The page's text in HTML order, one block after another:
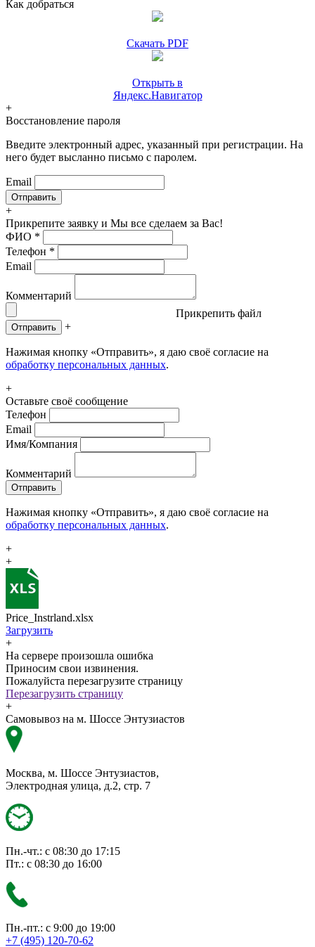
Как добраться
Скачать PDF
Открыть в
Яндекс.Навигатор
+
Восстановление пароля
Введите электронный адрес, указанный при регистрации. На
него будет высланно письмо с паролем.
Email
+
Прикрепите заявку и Мы все сделаем за Вас!
ФИО *
Телефон *
Email
Комментарий
Прикрепить файл
Отправить +
Нажимая кнопку «Отправить», я даю своё согласие на
обработку персональных данных.
+
Оставьте своё сообщение
Телефон
Email
Имя/Компания
Комментарий
Отправить
Нажимая кнопку «Отправить», я даю своё согласие на
обработку персональных данных.
+
+
Price_Instrland.xlsx
Загрузить
+
На сервере произошла ошибка
Приносим свои извинения.
Пожалуйста перезагрузите страницу
Перезагрузить страницу
+
Самовывоз на м. Шоссе Энтузиастов
Москва, м. Шоссе Энтузиастов,
Электродная улица, д.2, стр. 7
Пн.-чт.: с 08:30 до 17:15
Пт.: с 08:30 до 16:00
Пн.-пт.: с 9:00 до 19:00
+7 (495) 120-70-62